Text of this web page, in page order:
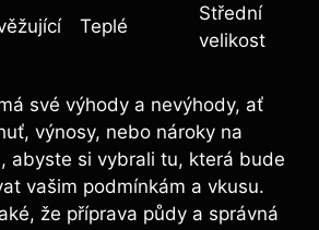
Teplé
Střední
velikost
své výhody a nevýhody, ať
výnosy, nebo nároky na
abyste si vybrali tu, která bude
vašim podmínkám a vkusu.
že příprava půdy a správná